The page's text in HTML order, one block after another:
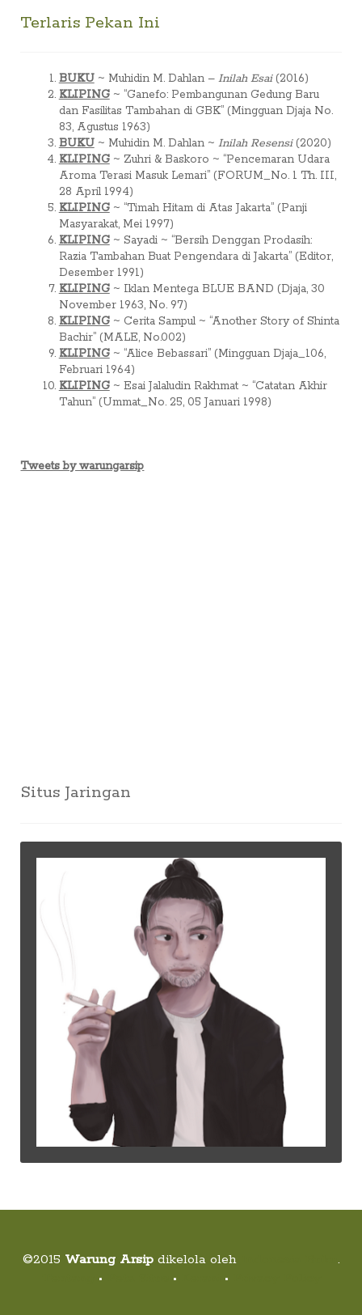
Terlaris Pekan Ini
BUKU~ Muhidin M. Dahlan – Inilah Esai(2016)
KLIPING~ “Ganefo: Pembangunan Gedung Baru
dan Fasilitas Tambahan di GBK” (Mingguan Djaja No.
83, Agustus 1963)
BUKU~ Muhidin M. Dahlan ~ Inilah Resensi(2020)
KLIPING~ Zuhri & Baskoro ~ “Pencemaran Udara
Aroma Terasi Masuk Lemari” (FORUM_No. 1 Th. III,
28 April 1994)
KLIPING~ “Timah Hitam di Atas Jakarta” (Panji
Masyarakat, Mei 1997)
KLIPING~ Sayadi ~ “Bersih Denggan Prodasih:
Razia Tambahan Buat Pengendara di Jakarta” (Editor,
Desember 1991)
KLIPING~ Iklan Mentega BLUE BAND (Djaja, 30
November 1963, No. 97)
KLIPING~ Cerita Sampul ~ “Another Story of Shinta
Bachir” (MALE, No.002)
KLIPING~ “Alice Bebassari” (Mingguan Djaja_106,
Februari 1964)
KLIPING~ Esai Jalaludin Rakhmat ~ “Catatan Akhir
Tahun” (Ummat_No. 25, 05 Januari 1998)
Tweets by warungarsip
Situs Jaringan
©2015 Warung Arsipdikelola oleh
.
• • •